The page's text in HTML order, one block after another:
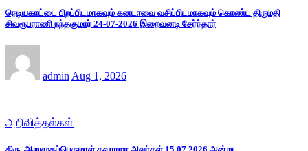
நெடியகாட்டை பிறப்பிடமாகவும் கனடாவை வசிப்பிடமாகவும் கொண்ட திருமதி
சிவரூபராணி நந்தகுமார் 24-07-2026 இறைவனடி சேர்ந்தார்
admin Aug 1, 2026
அறிவித்தல்கள்